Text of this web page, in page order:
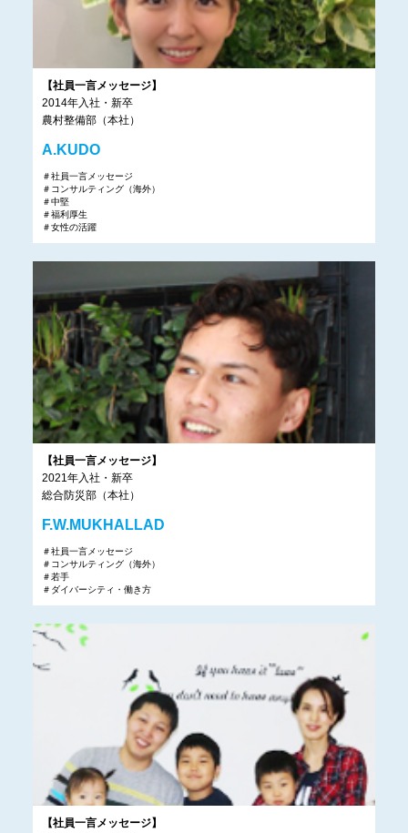
【社員一言メッセージ】
2014年入社・新卒
農村整備部（本社）
A.KUDO
＃社員一言メッセージ
＃コンサルティング（海外）
＃中堅
＃福利厚生
＃女性の活躍
【社員一言メッセージ】
2021年入社・新卒
総合防災部（本社）
F.W.MUKHALLAD
＃社員一言メッセージ
＃コンサルティング（海外）
＃若手
＃ダイバーシティ・働き方
【社員一言メッセージ】